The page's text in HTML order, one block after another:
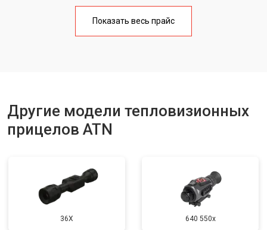
Показать весь прайс
Другие модели тепловизионных
прицелов ATN
36X 640 550x